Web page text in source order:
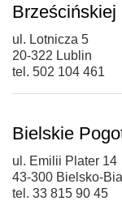
Brześcińskiej
ul. Lotnicza 5
20-322 Lublin
tel. 502 104 461
Bielskie
ul. Emilii Plater 14
43-300 Bielsko-
tel. 33 815 90 45